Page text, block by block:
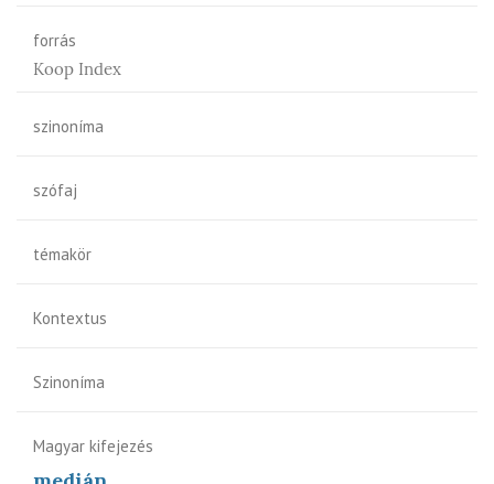
forrás
Koop Index
szinoníma
szófaj
témakör
Kontextus
Szinoníma
Magyar kifejezés